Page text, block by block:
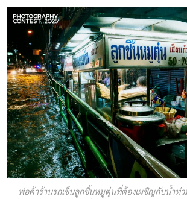
พ่อค้าร้านรถเข็นลูกชิ้นหมูตุ๋นที่ต้องเผชิญกับน้ำท่